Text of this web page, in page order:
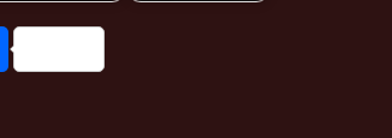
Partager